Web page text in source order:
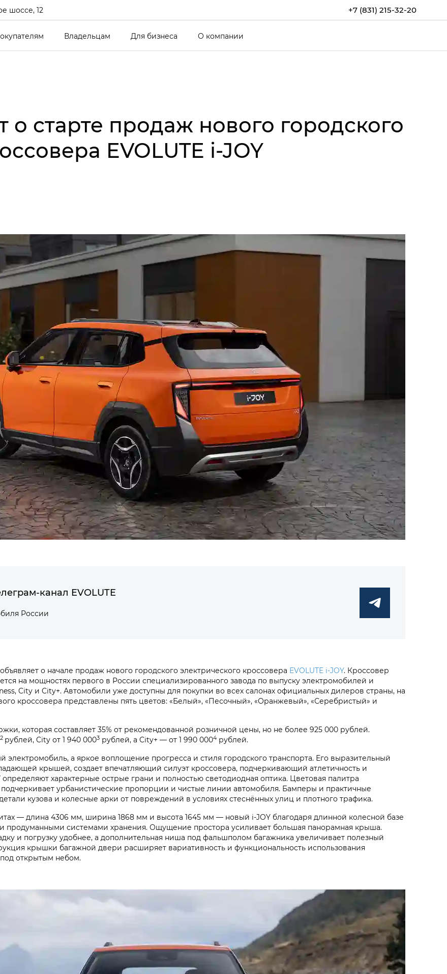
+7 (831) 215-32-20
шоссе, 12
Владельцам Для бизнеса О компании
о старте продаж нового городского
EVOLUTE i‑JOY
канал EVOLUTE
России
о начале продаж нового городского электрического кроссовера EVOLUTE i‑JOY. Кроссовер
на мощностях первого в России специализированного завода по выпуску электромобилей и
City и City+. Автомобили уже доступны для покупки во всех салонах официальных дилеров страны, на
кроссовера представлены пять цветов: «Белый», «Песочный», «Оранжевый», «Серебристый» и
которая составляет 35% от рекомендованной розничной цены, но не более 925 000 рублей.
2 рублей, City от 1 940 0003 рублей, а City+ — от 1 990 0004 рублей.
электромобиль, а яркое воплощение прогресса и стиля городского транспорта. Его выразительный
крышей, создает впечатляющий силуэт кроссовера, подчеркивающий атлетичность и
характерные острые грани и полностью светодиодная оптика. Цветовая палитра
урбанистические пропорции и чистые линии автомобиля. Бамперы и практичные
кузова и колесные арки от повреждений в условиях стеснённых улиц и плотного трафика.
— длина 4306 мм, ширина 1868 мм и высота 1645 мм — новый i‑JOY благодаря длинной колесной базе
продуманными системами хранения. Ощущение простора усиливает большая панорамная крыша.
и погрузку удобнее, а дополнительная ниша под фальшполом багажника увеличивает полезный
крышки багажной двери расширяет вариативность и функциональность использования
открытым небом.